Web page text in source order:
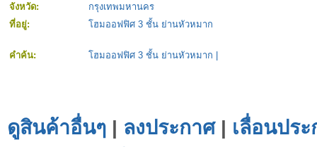
จังหวัด:
กรุงเทพมหานคร
ที่อยู่:
โฮมออฟฟิศ 3 ชั้น ย่านหัวหมาก
คำค้น: โฮมออฟฟิศ 3 ชั้น ย่านหัวหมาก
ดูสินค้าอื่นๆ | ลงประกาศ| เลื่อนปร